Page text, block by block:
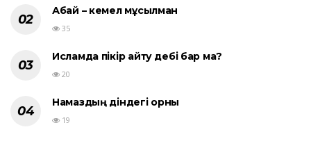
Абай – кемел мұсылман
35
Исламда пікір айту әдебі бар ма?
20
Намаздың діндегі орны
19